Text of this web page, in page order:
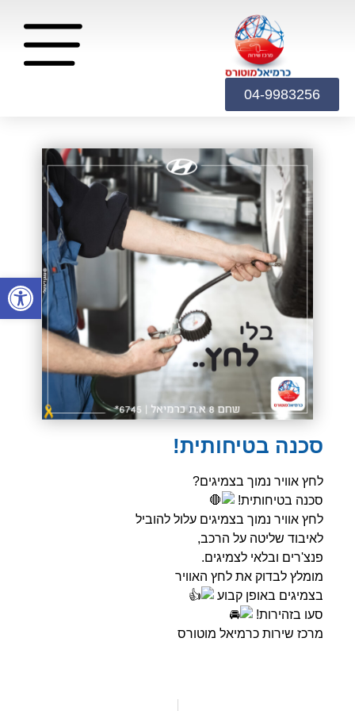
04-9983256
סכנה בטיחותית!
לחץ אוויר נמוך בצמיגים?
סכנה בטיחותית!
לחץ אוויר נמוך בצמיגים עלול להוביל
לאיבוד שליטה על הרכב,
פנצ'רים ובלאי לצמיגים.
מומלץ לבדוק את לחץ האוויר
בצמיגים באופן קבוע
סעו בזהירות!
מרכז שירות כרמיאל מוטורס